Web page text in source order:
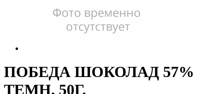
ПОБЕДА ШОКОЛАД 57%
ТЕМН. 50Г.